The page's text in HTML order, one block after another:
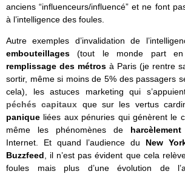
anciens “influenceurs/influencé” et ne font
à l’intelligence des foules.
Autre exemples d’invalidation de
embouteillages(tout le monde part
remplissage des métros à Paris (je rentre
sortir, même si moins de 5% des passagers
cela), les astuces marketing qui
péchés capitaux que sur les vertus
panique liées aux pénuries qui génèrent le
même les phénomènes de harcèlement
Internet. Et quand l’audience du New
Buzzfeed, il n’est pas évident que cela
foules mais plus d’une évolution de